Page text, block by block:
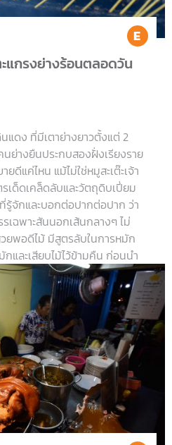
แกรงย่างร้อนตลอดวัน
แดง ที่มีเตาย่างยาวตั้งแต่ 2
ย่างยืนประกบสองฝั่งเรียงราย
ดีแค่ไหน แม้ไม่ใช่หมูสะเต๊ะเจ้า
เด็ดเคล็ดลับและวัตถุดิบเปี่ยม
จักและบอกต่อปากต่อปาก ว่า
เฉพาะสันนอกเส้นกลางๆ ไม่
ยพอดีไม้ มีสูตรลับในการหมัก
และเสียบไม้ไว้ข้ามคืน ก่อนนำ
ท่ง ทำให้ไฟร้อนสม่ำเสมอ แถมขี้
งสุกกำลังดี มีกลิ่นหอม ร้านนี้มี
ติดมัน และตับย่าง กินแบบไม่พึ่ง
งจิ้มน้ำจิ้มถั่วที่คั่วทั้งถั่วและงา